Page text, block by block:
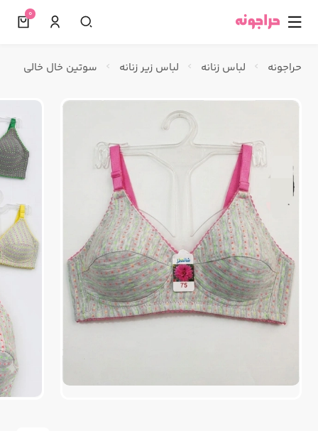
☰
0
حراجونه لباس زنانه لباس زیر زنانه سوتین خال خالی